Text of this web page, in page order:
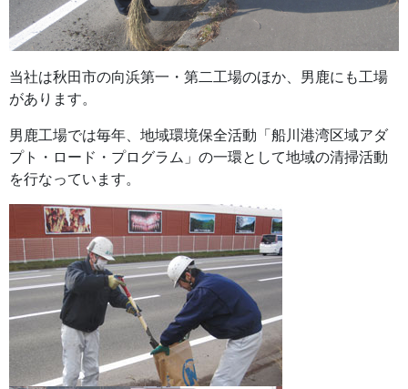
当社は秋田市の向浜第一・第二工場のほか、男鹿にも工場
があります。
男鹿工場では毎年、地域環境保全活動「船川港湾区域アダ
プト・ロード・プログラム」の一環として地域の清掃活動
を行なっています。